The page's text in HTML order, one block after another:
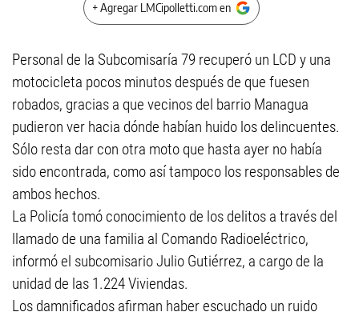
+ Agregar LMCipolletti.com en
Personal de la Subcomisaría 79 recuperó un LCD y una
motocicleta pocos minutos después de que fuesen
robados, gracias a que vecinos del barrio Managua
pudieron ver hacia dónde habían huido los delincuentes.
Sólo resta dar con otra moto que hasta ayer no había
sido encontrada, como así tampoco los responsables de
ambos hechos.
La Policía tomó conocimiento de los delitos a través del
llamado de una familia al Comando Radioeléctrico,
informó el subcomisario Julio Gutiérrez, a cargo de la
unidad de las 1.224 Viviendas.
Los damnificados afirman haber escuchado un ruido